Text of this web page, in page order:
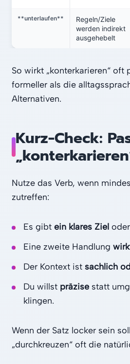
**unterlaufen**
Regeln/Ziele
werden indirekt
ausgehebelt
So wirkt „konterkarieren“ oft
formeller als die
Alternativen.
Kurz‑Check:
Nutze das Verb, wenn
zutreffen:
Es gibt ein klares Ziel
Eine zweite Handlung
Der Kontext ist sachlich
Du willst präzise statt
klingen.
Wenn der Satz locker sein
„durchkreuzen“ oft die